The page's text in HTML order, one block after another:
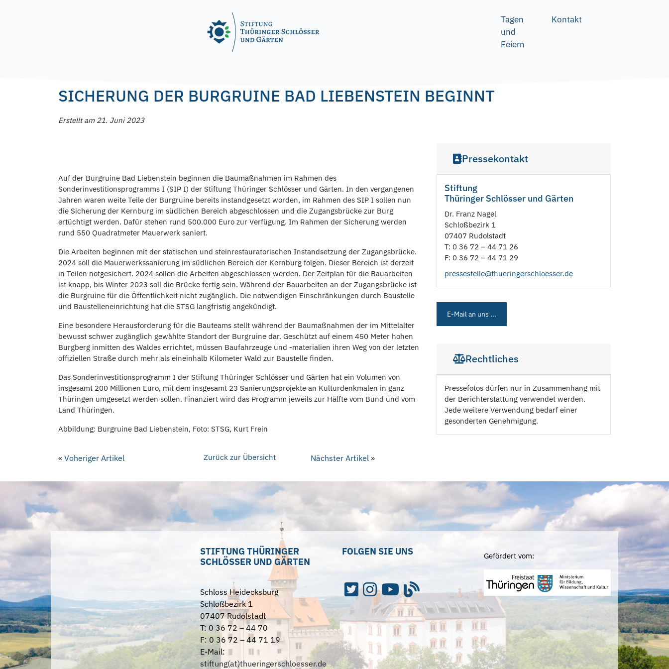
Tagen
und
Feiern
Kontakt
SICHERUNG DER BURGRUINE BAD LIEBENSTEIN BEGINNT
Erstellt am 21. Juni 2023
Auf der Burgruine Bad Liebenstein beginnen die Baumaßnahmen im Rahmen des
Sonderinvestitionsprogramms I (SIP I) der Stiftung Thüringer Schlösser und Gärten. In den vergangenen
Jahren waren weite Teile der Burgruine bereits instandgesetzt worden, im Rahmen des SIP I sollen nun
die Sicherung der Kernburg im südlichen Bereich abgeschlossen und die Zugangsbrücke zur Burg
ertüchtigt werden. Dafür stehen rund 500.000 Euro zur Verfügung. Im Rahmen der Sicherung werden
rund 550 Quadratmeter Mauerwerk saniert.
Die Arbeiten beginnen mit der statischen und steinrestauratorischen Instandsetzung der Zugangsbrücke.
2024 soll die Mauerwerkssanierung im südlichen Bereich der Kernburg folgen. Dieser Bereich ist derzeit
in Teilen notgesichert. 2024 sollen die Arbeiten abgeschlossen werden. Der Zeitplan für die Bauarbeiten
ist knapp, bis Winter 2023 soll die Brücke fertig sein. Während der Bauarbeiten an der Zugangsbrücke ist
die Burgruine für die Öffentlichkeit nicht zugänglich. Die notwendigen Einschränkungen durch Baustelle
und Baustelleneinrichtung hat die STSG langfristig angekündigt.
Eine besondere Herausforderung für die Bauteams stellt während der Baumaßnahmen der im Mittelalter
bewusst schwer zugänglich gewählte Standort der Burgruine dar. Geschützt auf einem 450 Meter hohen
Burgberg inmitten des Waldes errichtet, müssen Baufahrzeuge und -materialien ihren Weg von der letzten
offiziellen Straße durch mehr als eineinhalb Kilometer Wald zur Baustelle finden.
Das Sonderinvestitionsprogramm I der Stiftung Thüringer Schlösser und Gärten hat ein Volumen von
insgesamt 200 Millionen Euro, mit dem insgesamt 23 Sanierungsprojekte an Kulturdenkmalen in ganz
Thüringen umgesetzt werden sollen. Finanziert wird das Programm jeweils zur Hälfte vom Bund und vom
Land Thüringen.
Abbildung: Burgruine Bad Liebenstein, Foto: STSG, Kurt Frein
« Voheriger Artikel Zurück zur Übersicht Nächster Artikel»
Pressekontakt
Stiftung
Thüringer Schlösser und Gärten
Dr. Franz Nagel
Schloßbezirk 1
07407 Rudolstadt
T: 0 36 72 – 44 71 26
F: 0 36 72 – 44 71 29
pressestelle@thueringerschloesser.de
E-Mail an uns ...
Rechtliches
Pressefotos dürfen nur in Zusammenhang mit
der Berichterstattung verwendet werden.
Jede weitere Verwendung bedarf einer
gesonderten Genehmigung.
STIFTUNG THÜRINGER
SCHLÖSSER UND GÄRTEN
Schloss Heidecksburg
Schloßbezirk 1
07407 Rudolstadt
T: 0 36 72 – 44 70
F: 0 36 72 – 44 71 19
E-Mail:
stiftung(at)thueringerschloesser.de
FOLGEN SIE UNS Gefördert vom: